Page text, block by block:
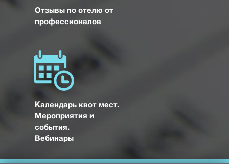
Отзывы по отелю от
профессионалов
Календарь квот мест.
Мероприятия и
события.
Вебинары